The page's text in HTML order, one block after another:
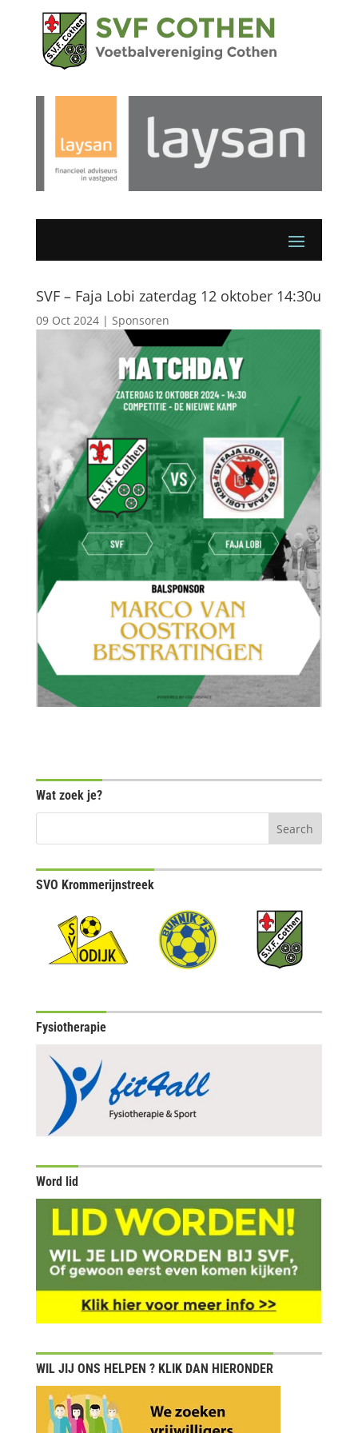
SVF – Faja Lobi zaterdag 12 oktober 14:30u
09 Oct 2024| Sponsoren
Wat zoek je?
SVO Krommerijnstreek
Fysiotherapie
Word lid
WIL JIJ ONS HELPEN ? KLIK DAN HIERONDER